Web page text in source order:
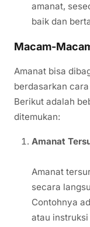
amanat,
baik dan
Macam-
Amanat bisa
berdasarkan
Berikut adalah
ditemukan:
Amanat
Amanat
secara
Contohnya
atau